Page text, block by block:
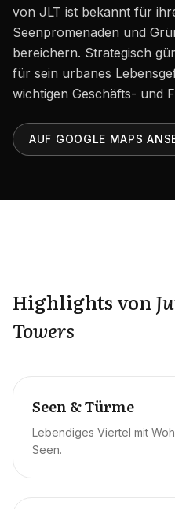
SONSTIGES
Blog
Karriere
Bauträger in den VAE
von JLT ist bekannt für
Seenpromenaden und
bereichern. Strategisch
für sein urbanes
wichtigen Geschäfts- und
AUF GOOGLE MAPS
Highlights von
Towers
Seen & Türme
Lebendiges Viertel mit
Seen.